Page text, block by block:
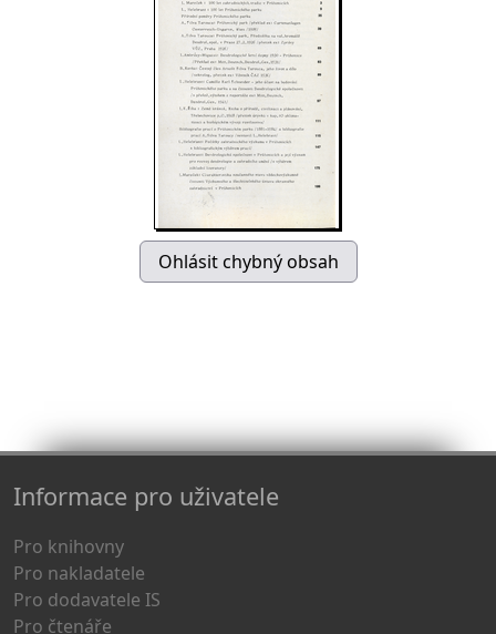
Informace pro uživatele
Pro knihovny
Pro nakladatele
Pro dodavatele IS
Pro čtenáře